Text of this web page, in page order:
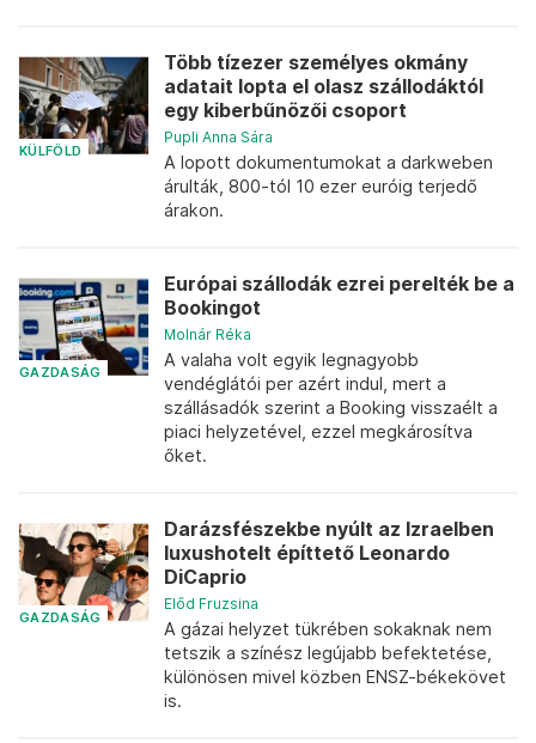
KÜLFÖLD
Több tízezer személyes okmány
adatait lopta el olasz szállodáktól
egy kiberbűnözői csoport
Pupli Anna Sára
A lopott dokumentumokat a darkweben
árulták, 800-tól 10 ezer euróig terjedő
árakon.
GAZDASÁG
Európai szállodák ezrei perelték be a
Bookingot
Molnár Réka
A valaha volt egyik legnagyobb
vendéglátói per azért indul, mert a
szállásadók szerint a Booking visszaélt a
piaci helyzetével, ezzel megkárosítva
őket.
GAZDASÁG
Darázsfészekbe nyúlt az Izraelben
luxushotelt építtető Leonardo
DiCaprio
Előd Fruzsina
A gázai helyzet tükrében sokaknak nem
tetszik a színész legújabb befektetése,
különösen mivel közben ENSZ-békekövet
is.